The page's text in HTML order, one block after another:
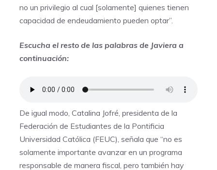
no un privilegio al cual [solamente] quienes tienen
capacidad de endeudamiento pueden optar”.
Escucha el resto de las palabras de Javiera a
continuación:
De igual modo, Catalina Jofré, presidenta de la
Federación de Estudiantes de la Pontificia
Universidad Católica (FEUC), señala que “no es
solamente importante avanzar en un programa
responsable de manera fiscal, pero también hay